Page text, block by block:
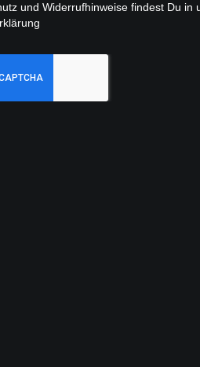
und Widerrufhinweise findest Du in